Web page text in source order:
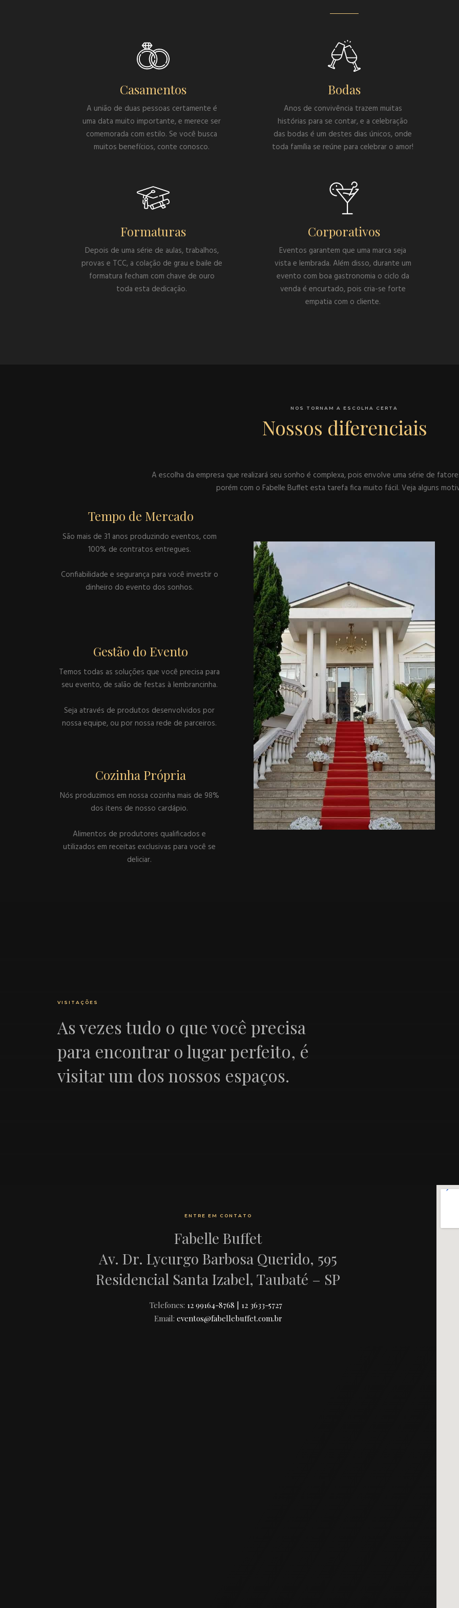
Casamentos
A união de duas pessoas certamente é
uma data muito importante, e merece ser
comemorada com estilo. Se você busca
muitos benefícios, conte conosco.
Bodas
Anos de convivência trazem muitas
histórias para se contar, e a celebração
das bodas é um destes dias únicos, onde
toda família se reúne para celebrar o amor!
Formaturas
Depois de uma série de aulas, trabalhos,
provas e TCC, a colação de grau e baile de
formatura fecham com chave de ouro
toda esta dedicação.
Corporativos
Eventos garantem que uma marca seja
vista e lembrada. Além disso, durante um
evento com boa gastronomia o ciclo da
venda é encurtado, pois cria-se forte
empatia com o cliente.
NOS TORNAM A ESCOLHA CERTA
Nossos diferenciais
A escolha da empresa que realizará seu sonho é complexa, pois envolve uma série de
porém com o Fabelle Buffet esta tarefa fica muito fácil. Veja alguns
Tempo de Mercado
São mais de 31 anos produzindo eventos, com
100% de contratos entregues.
Confiabilidade e segurança para você investir o
dinheiro do evento dos sonhos.
Gestão do Evento
Temos todas as soluções que você precisa para
seu evento, de salão de festas à lembrancinha.
Seja através de produtos desenvolvidos por
nossa equipe, ou por nossa rede de parceiros.
Cozinha Própria
Nós produzimos em nossa cozinha mais de 98%
dos itens de nosso cardápio.
Alimentos de produtores qualificados e
utilizados em receitas exclusivas para você se
deliciar.
VISITAÇÕES
As vezes tudo o que você precisa
para encontrar o lugar perfeito, é
visitar um dos nossos espaços.
ENTRE EM CONTATO
Fabelle Buffet
Av. Dr. Lycurgo Barbosa Querido, 595
Residencial Santa Izabel, Taubaté – SP
Telefones: 12 99164-8768 | 12 3633-5727
Email: eventos@fabellebuffet.com.br